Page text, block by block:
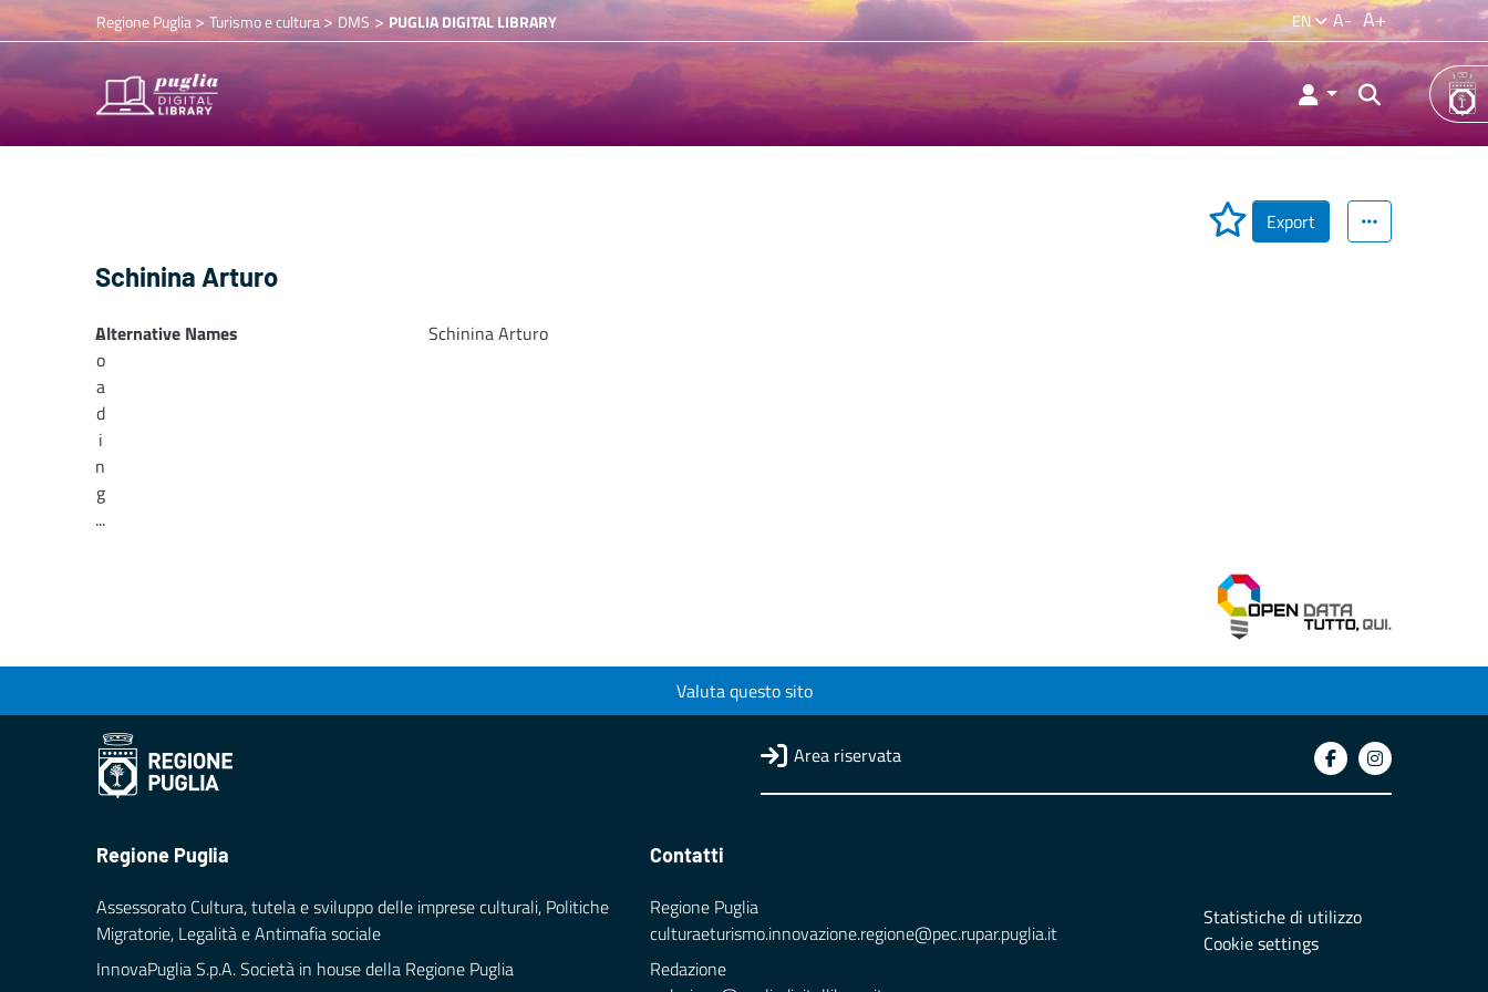
Regione Puglia> Turismo e cultura>DMS > PUGLIA DIGITAL LIBRARY EN A- A+
Export
Schinina Arturo
L
o
a
d
i
n
g
...
Alternative Names Schinina Arturo
Valuta questo sito
Area riservata
Regione Puglia
Assessorato Cultura, tutela e sviluppo delle imprese culturali, Politiche
Migratorie, Legalità e Antimafia sociale
InnovaPuglia S.p.A. Società in house della Regione Puglia
Contatti
Regione Puglia
culturaeturismo.innovazione.regione@pec.rupar.puglia.it
Redazione
Statistiche di utilizzo
Cookie settings